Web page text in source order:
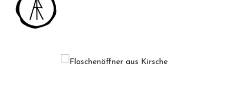
Bildergalerie überspringen